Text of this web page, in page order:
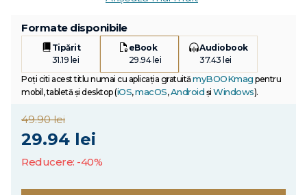
Formate disponibile
Tipărit
31.19 lei
eBook
29.94 lei
Audiobook
37.43 lei
Poți citi acest titlu numai cu aplicația gratuitămyBOOKmag pentru
mobil, tabletă și desktop (iOS,macOS,Android și Windows).
49.90 lei
29.94 lei
Reducere: -40%